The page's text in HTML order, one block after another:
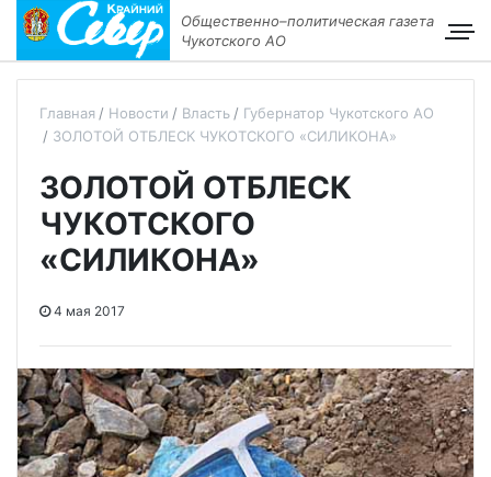
Общественно–политическая газета
Чукотского АО
Главная Новости Власть
Губернатор Чукотского АО
ЗОЛОТОЙ ОТБЛЕСК ЧУКОТСКОГО «СИЛИКОНА»
ЗОЛОТОЙ ОТБЛЕСК
ЧУКОТСКОГО
«СИЛИКОНА»
4 мая 2017